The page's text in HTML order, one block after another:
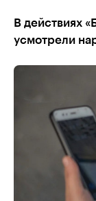
В действиях
усмотрели